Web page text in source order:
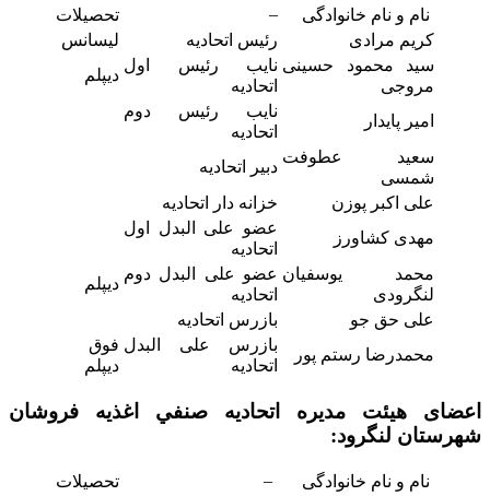
نام و نام خانوادگی –
تحصیلات
کریم مرادی
رئیس اتحادیه
لیسانس
سید محمود حسینی
مروجی
نایب رئیس اول
اتحادیه
دیپلم
امیر پایدار
نایب رئیس دوم
اتحادیه
سعید عطوفت
شمسی
دبیر اتحادیه
علی اکبر پوزن
خزانه دار اتحادیه
مهدی کشاورز
عضو علی البدل اول
اتحادیه
محمد یوسفیان
لنگرودی
عضو علی البدل دوم
اتحادیه
دیپلم
علی حق جو
بازرس اتحادیه
محمدرضا رستم پور
بازرس علی البدل
اتحادیه
فوق
دیپلم
اعضای هیئت مدیره اتحاديه صنفي اغذیه فروشان
شهرستان لنگرود:
نام و نام خانوادگی –
تحصیلات